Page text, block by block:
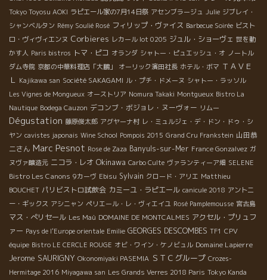
Tokyo Toyosu AOKI ラピエール家の7月14日祭 アセンブラージュ Julie ジブレイ・
シャンベルタン Rémy Soulié Rosé フィリップ・ヴァイス Barbecue Soirée ビスト
ロ・ヴィヴィエンヌ Corbieres レカール lot 0205 ジュル・ショーヴェ 世を動
かす人 Paris bistros トマ・ピコ オランダ シャトー・ピュエッシュ・オ ノートル
ダム寺院 京都の中華料理店「大鵬」 オーリック濱田社長 ホテル・ボマ ＴＡＶＥ
Ｌ Kajikawa san Société SAKAGAMI ル・プチ・ドメーヌ シャトー・ラッソル
Les Vignes de Mongueux オーストリア Nomura Takaki Montgueux Bistro La
Nautique Bodega Cauzon デコンブ・ボジョレ・ヌーヴォー リムー
Dégustation 藤原俊太郎 アグヤーナ村 レ・ミュルジェ・デ・ドン・ドゥ・シ
ヤン cavistes japonais Wine School Pompois 2015 Grand Cru Frankstein 山田恭
二さん Marc Pesnot Rose de Zaza Banyuls-sur-Mer France Gonzalvez ガ
ヌヴァ醸造元 ニコラ・レオ Okinawa Carbo Culte ヴァランティーア畑 SELENE
Bistro Les Canons 9カーヴ Ebisu Sylvain クロード・アリエ Matthieu
BOUCHET パリビストロ試飲会 カミーユ・ラピエール canicule 2018 アントニ
ー・ギックス アシニャン ペリエール・レ・ヴィエイユ Rosé Pamplemousse 宮古島
マス・ぺリセール Les Maù DOMAINE DE MONTCALMES アクセル・プリュフ
ァー Pays de l'Europe orientale Emilie GEORGES DESCOMBES TF1 CPV
équipe Bistro LE CERCLE ROUGE オビ・ワイン・ケノビュル Domaine Lapierre
Jerome SAURIGNY Okonomiyaki PASEMIA ＳＴＣグループ Crozes-
Hermitage 2016 Miyagawa san Les Grands Verres 2018 Paris Tokyo Kanda